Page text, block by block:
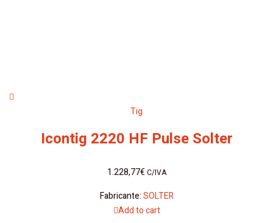
Tig
Icontig 2220 HF Pulse Solter
1.228,77€ C/IVA
Fabricante:SOLTER
Add to cart